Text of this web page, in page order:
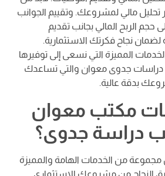
تحليل مالي لمشروعك. وتقييم الجوانب
حجم الربح المالي بجانب تقديم
لضمان نجاح فكرتك الاستثمارية.
المميزة التي نسعى إلى توفيرها
جدوى معوان والتي تساعدك
بدقة عالية.
مكتب معوان
دراسة جدوى؟
من الخدمات الهامة والمميزة
النجاح من مشروعك الاستثماري